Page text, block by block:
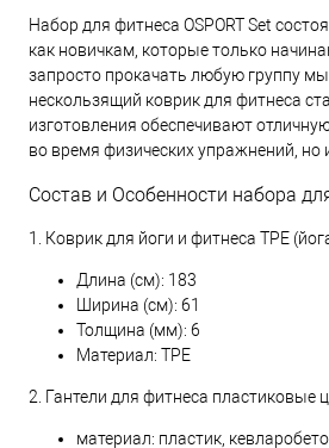
Набор для фитнеса OSPORT Set
как новичкам, которые только
запросто прокачать любую группу
нескользящий коврик для фитнеса
изготовления обеспечивают
во время физических упражнений, но
Состав и Особенности набора
1. Коврик для йоги и фитнеса TPE
Длина (см): 183
Ширина (см): 61
Толщина (мм): 6
Материал: TPE
2. Гантели для фитнеса пластиковые
материал: пластик,